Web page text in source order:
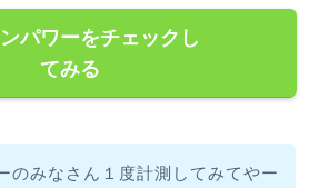
パワーをチェックし
てみる
のみなさん１度計測してみてやー